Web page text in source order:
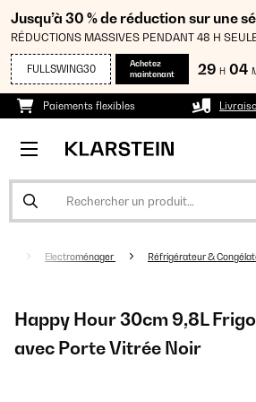
Jusqu’à 30 % de réduction sur une
RÉDUCTIONS MASSIVES PENDANT 48 H
FULLSWING30
Achetez
maintenant
29 H 04
Paiements flexibles
Electroménager Réfrigérateur &
Happy Hour 30cm 9,8L
avec Porte Vitrée Noir